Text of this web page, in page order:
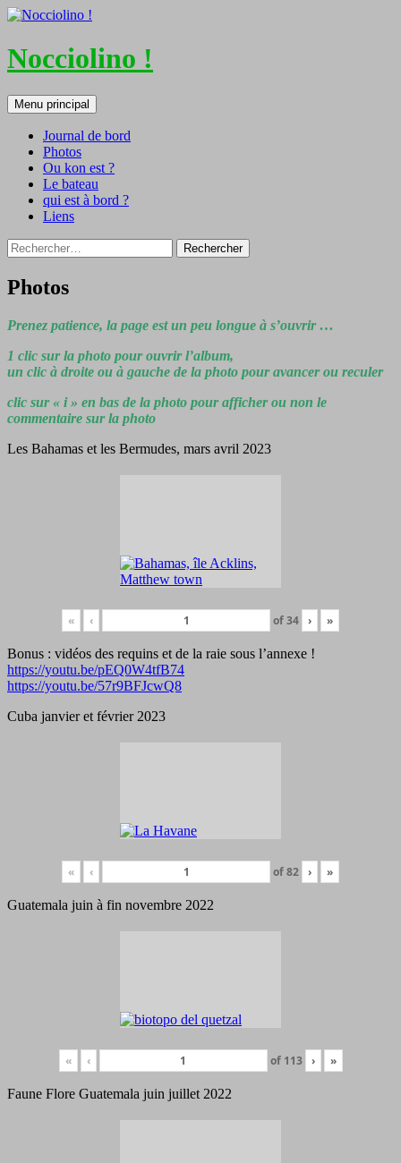
Nocciolino !
Recherche
Menu principal
Aller
au
contenu
Journal de bord
Photos
Ou kon est ?
Le bateau
qui est à bord ?
Liens
Rechercher :
Photos
Prenez patience, la page est un peu longue à s’ouvrir …
1 clic sur la photo pour ouvrir l’album,
un clic à droite ou à gauche de la photo pour avancer ou reculer
clic sur « i » en bas de la photo pour afficher ou non le
commentaire sur la photo
Les Bahamas et les Bermudes, mars avril 2023
« ‹ of34 › »
Bonus : vidéos des requins et de la raie sous l’annexe !
https://youtu.be/pEQ0W4tfB74
https://youtu.be/57r9BFJcwQ8
Cuba janvier et février 2023
« ‹ of82 › »
Guatemala juin à fin novembre 2022
« ‹ of 113 › »
Faune Flore Guatemala juin juillet 2022